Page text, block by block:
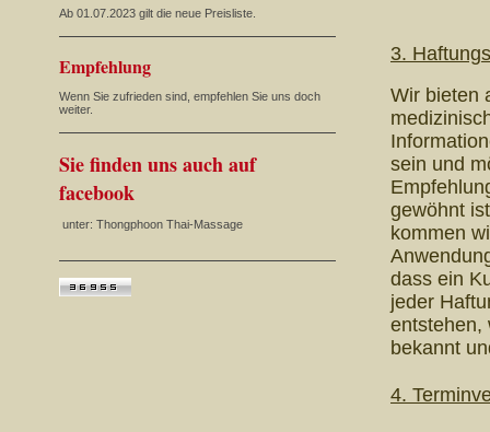
3.
Wir bieten
sein und
gewöhnt
kommen
dass ein
jeder
entstehen,
bekannt
4.
Ab 01.07.2023 gilt die neue Preisliste.
Empfehlung
Wenn Sie zufrieden sind, empfehlen Sie uns doch
weiter.
Sie finden uns auch auf
facebook
unter: Thongphoon Thai-Massage